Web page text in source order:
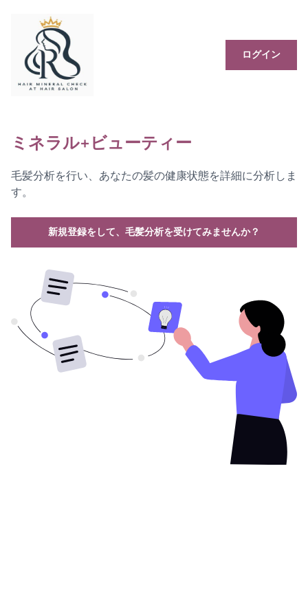
ログイン
ミネラル+ビューティー
毛髪分析を行い、あなたの髪の健康状態を詳細に分析しま
す。
新規登録をして、毛髪分析を受けてみませんか？